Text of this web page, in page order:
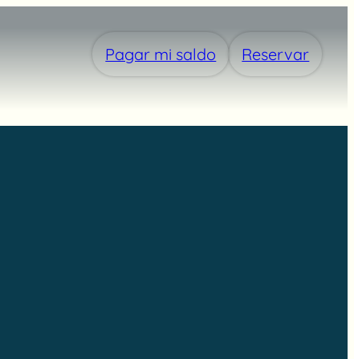
Pagar mi saldo Reservar